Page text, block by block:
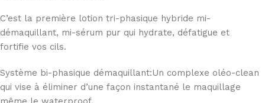
C’est la première lotion tri-phasique hybride mi-
démaquillant, mi-sérum pur qui hydrate, défatigue et
fortifie vos cils.
Système bi-phasique démaquillant:Un complexe oléo-clean
qui vise à éliminer d’une façon instantané le maquillage